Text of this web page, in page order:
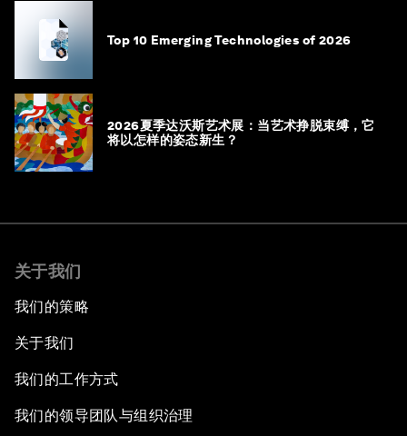
Top 10 Emerging Technologies of 2026
2026夏季达沃斯艺术展：当艺术挣脱束缚，它
将以怎样的姿态新生？
关于我们
我们的策略
关于我们
我们的工作方式
我们的领导团队与组织治理